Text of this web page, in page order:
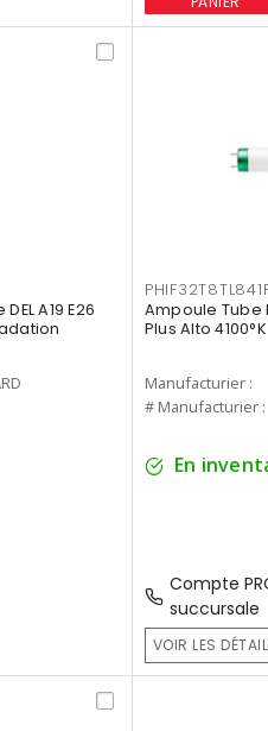
A19 E26
Ampoule Tube
Plus Alto 4100°K
Manufacturier :
# Manufacturier :
En
Compte
succursale
VOIR LES